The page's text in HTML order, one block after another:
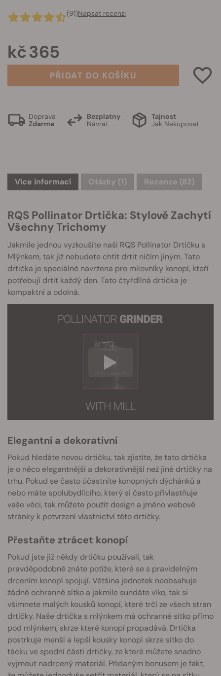
(91)Napsat recenzi
kč 365
PŘIDAT DO KOŠÍKU
Doprava
Zdarma
Bezplatny
Návrat
Tajnost
Jak Nakupovat
Více informací Otázky (1) Recenze (82)
RQS Pollinator Drtička: Stylově Zachytí
Všechny Trichomy
Jakmile jednou vyzkoušíte naši RQS Pollinator Drtičku s
Mlýnkem, tak již nebudete chtít drtit ničím jiným. Tato
drtička je speciálně navržena pro milovníky konopí, kteří
potřebují drtit každý den. Tato čtyřdílná drtička je
kompaktní a odolná.
Elegantní a dekorativní
Pokud hledáte novou drtičku, tak zjistíte, že tato drtička
je o něco elegantnější a dekorativnější než jiné drtičky na
trhu. Pokud se často účastníte konopných dýchánků a
nebo máte spolubydlícího, který si často přivlastňuje
vaše věci, tak můžete použít design a jméno webové
stránky k potvrzení vlastnictví této drtičky.
Přestaňte ztrácet konopí
Pokud jste již někdy drtičku používali, tak
pravděpodobně znáte potíže, které se s pravidelným
drcením konopí spojují. Většina jednotek neobsahuje
žádné ochranné sítko a jakmile sundáte víko, tak si
všimnete malých kousků konopí, které trčí ze všech stran
drtičky. Naše drtička s mlýnkem má ochranné sítko přímo
pod mlýnkem, skrze které konopí propadává. Drtička
postrkuje menší a lepší kousky konopí skrze sítko do
tácku ve spodní části drtičky, ze které můžete snadno
vyjmout nadrcený materiál. Přidaným bonusem je fakt,